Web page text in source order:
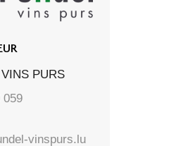
PURS
059
vinspurs.lu